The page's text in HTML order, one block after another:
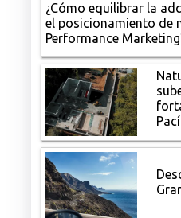
¿Cómo equilibrar la
el posicionamiento de
Performance